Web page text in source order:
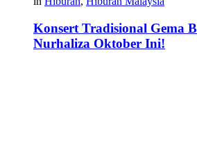
Konsert Tradisional Gema
Nurhaliza Oktober Ini!